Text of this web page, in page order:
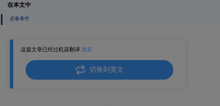
这篇文章已经过机器翻译.放弃
切换到英文
在本文中
必备条件